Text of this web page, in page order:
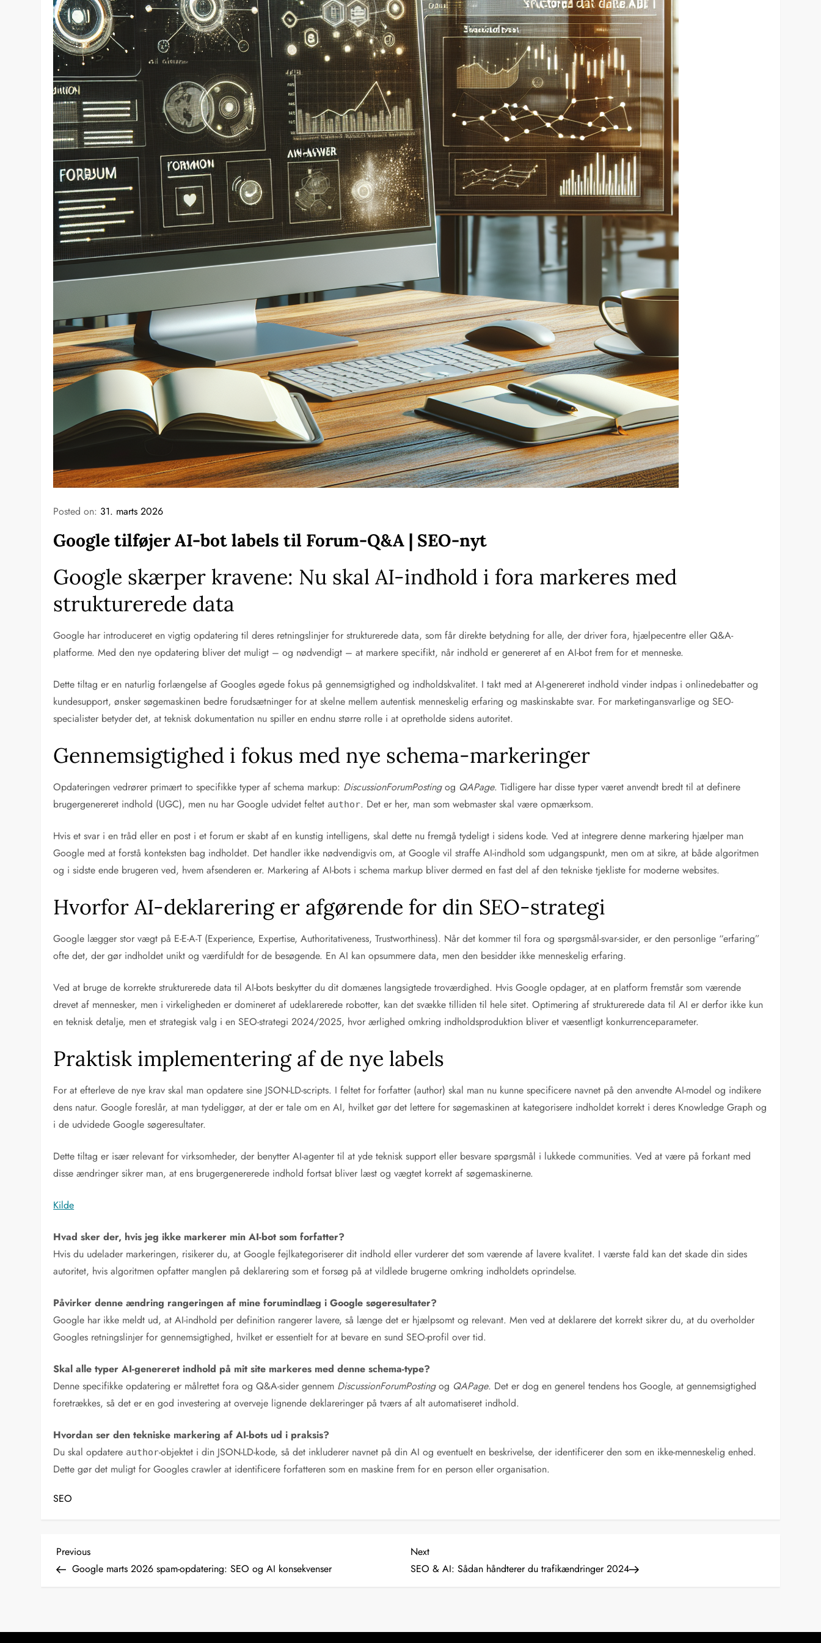
Posted on: 31. marts 2026
Google tilføjer AI-bot labels til Forum-Q&A | SEO-nyt
Google skærper kravene: Nu skal AI-indhold i fora markeres med
strukturerede data
Google har introduceret en vigtig opdatering til deres retningslinjer for strukturerede data, som får direkte betydning for alle, der driver fora, hjælpecentre eller Q&A-
platforme. Med den nye opdatering bliver det muligt – og nødvendigt – at markere specifikt, når indhold er genereret af en AI-bot frem for et menneske.
Dette tiltag er en naturlig forlængelse af Googles øgede fokus på gennemsigtighed og indholdskvalitet. I takt med at AI-genereret indhold vinder indpas i onlinedebatter og
kundesupport, ønsker søgemaskinen bedre forudsætninger for at skelne mellem autentisk menneskelig erfaring og maskinskabte svar. For marketingansvarlige og SEO-
specialister betyder det, at teknisk dokumentation nu spiller en endnu større rolle i at opretholde sidens autoritet.
Gennemsigtighed i fokus med nye schema-markeringer
Opdateringen vedrører primært to specifikke typer af schema markup: DiscussionForumPostingog QAPage. Tidligere har disse typer været anvendt bredt til at definere
brugergenereret indhold (UGC), men nu har Google udvidet feltet author. Det er her, man som webmaster skal være opmærksom.
Hvis et svar i en tråd eller en post i et forum er skabt af en kunstig intelligens, skal dette nu fremgå tydeligt i sidens kode. Ved at integrere denne markering hjælper man
Google med at forstå konteksten bag indholdet. Det handler ikke nødvendigvis om, at Google vil straffe AI-indhold som udgangspunkt, men om at sikre, at både algoritmen
og i sidste ende brugeren ved, hvem afsenderen er. Markering af AI-bots i schema markup bliver dermed en fast del af den tekniske tjekliste for moderne websites.
Hvorfor AI-deklarering er afgørende for din SEO-strategi
Google lægger stor vægt på E-E-A-T (Experience, Expertise, Authoritativeness, Trustworthiness). Når det kommer til fora og spørgsmål-svar-sider, er den personlige “erfaring”
ofte det, der gør indholdet unikt og værdifuldt for de besøgende. En AI kan opsummere data, men den besidder ikke menneskelig erfaring.
Ved at bruge de korrekte strukturerede data til AI-bots beskytter du dit domænes langsigtede troværdighed. Hvis Google opdager, at en platform fremstår som værende
drevet af mennesker, men i virkeligheden er domineret af udeklarerede robotter, kan det svække tilliden til hele sitet. Optimering af strukturerede data til AI er derfor ikke kun
en teknisk detalje, men et strategisk valg i en SEO-strategi 2024/2025, hvor ærlighed omkring indholdsproduktion bliver et væsentligt konkurrenceparameter.
Praktisk implementering af de nye labels
For at efterleve de nye krav skal man opdatere sine JSON-LD-scripts. I feltet for forfatter (author) skal man nu kunne specificere navnet på den anvendte AI-model og indikere
dens natur. Google foreslår, at man tydeliggør, at der er tale om en AI, hvilket gør det lettere for søgemaskinen at kategorisere indholdet korrekt i deres Knowledge Graph og
i de udvidede Google søgeresultater.
Dette tiltag er især relevant for virksomheder, der benytter AI-agenter til at yde teknisk support eller besvare spørgsmål i lukkede communities. Ved at være på forkant med
disse ændringer sikrer man, at ens brugergenererede indhold fortsat bliver læst og vægtet korrekt af søgemaskinerne.
Kilde
Hvad sker der, hvis jeg ikke markerer min AI-bot som forfatter?
Hvis du udelader markeringen, risikerer du, at Google fejlkategoriserer dit indhold eller vurderer det som værende af lavere kvalitet. I værste fald kan det skade din sides
autoritet, hvis algoritmen opfatter manglen på deklarering som et forsøg på at vildlede brugerne omkring indholdets oprindelse.
Påvirker denne ændring rangeringen af mine forumindlæg i Google søgeresultater?
Google har ikke meldt ud, at AI-indhold per definition rangerer lavere, så længe det er hjælpsomt og relevant. Men ved at deklarere det korrekt sikrer du, at du overholder
Googles retningslinjer for gennemsigtighed, hvilket er essentielt for at bevare en sund SEO-profil over tid.
Skal alle typer AI-genereret indhold på mit site markeres med denne schema-type?
Denne specifikke opdatering er målrettet fora og Q&A-sider gennem DiscussionForumPostingog QAPage. Det er dog en generel tendens hos Google, at gennemsigtighed
foretrækkes, så det er en god investering at overveje lignende deklareringer på tværs af alt automatiseret indhold.
Hvordan ser den tekniske markering af AI-bots ud i praksis?
Du skal opdatere author-objektet i din JSON-LD-kode, så det inkluderer navnet på din AI og eventuelt en beskrivelse, der identificerer den som en ikke-menneskelig enhed.
Dette gør det muligt for Googles crawler at identificere forfatteren som en maskine frem for en person eller organisation.
SEO
I
l
Previous
Post
Previous
Google marts 2026 spam-opdatering: SEO og AI konsekvenser
Next
Post
Next
SEO & AI: Sådan håndterer du trafikændringer 2024